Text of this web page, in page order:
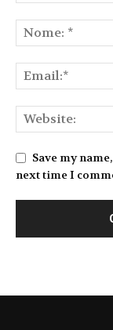
Save my
next time I